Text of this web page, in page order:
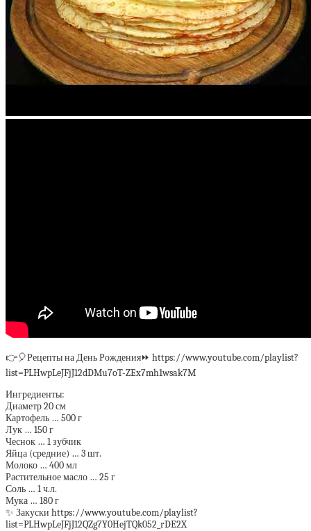
👉🎈Рецепты на День Рождения⏩ https://www.youtube.com/playlist?
list=PLHwpLeJFjJ12dDMu7oT-ZEx7mh1wsak7M
Ингредиенты:
Диаметр 20 см
Картофель … 500 г
Лук … 150 г
Чеснок … 1 зубчик
Яйца (средние) … 3 шт.
Молоко … 400 мл
Растительное масло … 25 г
Соль … 1 ч.л.
Мука … 180 г
✨ Закуски https://www.youtube.com/playlist?
list=PLHwpLeJFjJ12QZg7Y0HejTQk052_rDE2X